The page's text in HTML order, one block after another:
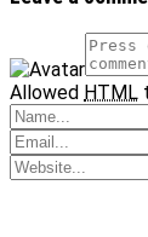
Allowed HTML